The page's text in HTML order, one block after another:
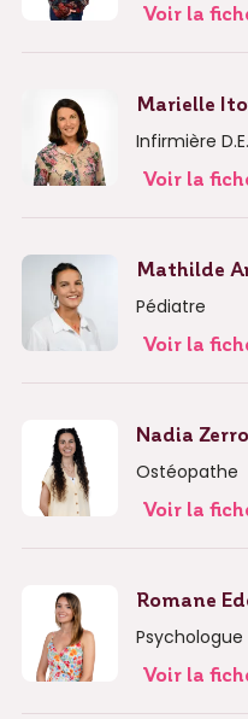
Voir la
Marielle
Infirmière D.E.
Voir la
Mathilde
Pédiatre
Voir la
Nadia
Ostéopathe
Voir la
Romane
Psychologue
Voir la